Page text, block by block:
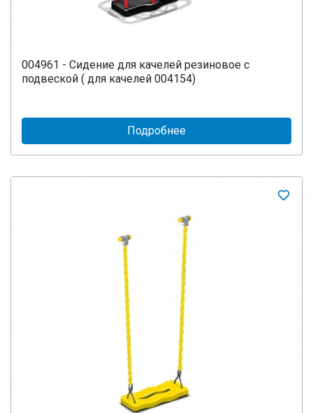
004961 - Сидение для качелей резиновое с
подвеской ( для качелей 004154)
Подробнее